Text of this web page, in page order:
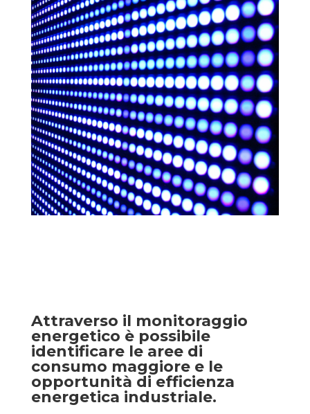
Attraverso il monitoraggio
energetico è possibile
identificare le aree di
consumo maggiore e le
opportunità di efficienza
energetica industriale.